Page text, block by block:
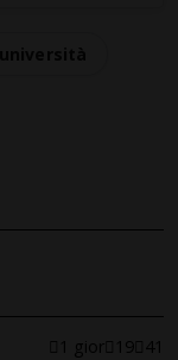
1 gior 19 41